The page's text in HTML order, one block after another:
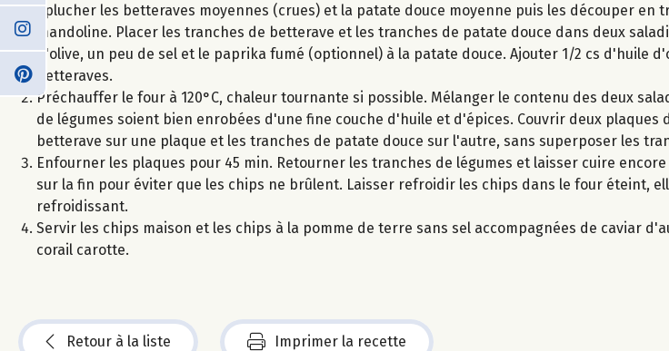
Éplucher les betteraves moyennes (crues) et la patate douce moyenne puis les découper en
mandoline. Placer les tranches de betterave et les tranches de patate douce dans deux
d'olive, un peu de sel et le paprika fumé (optionnel) à la patate douce. Ajouter 1/2 cs d'huile
betteraves.
Préchauffer le four à 120°C, chaleur tournante si possible. Mélanger le contenu des deux
de légumes soient bien enrobées d'une fine couche d'huile et d'épices. Couvrir deux plaques
betterave sur une plaque et les tranches de patate douce sur l'autre, sans superposer les
Enfourner les plaques pour 45 min. Retourner les tranches de légumes et laisser cuire
sur la fin pour éviter que les chips ne brûlent. Laisser refroidir les chips dans le four éteint,
refroidissant.
Servir les chips maison et les chips à la pomme de terre sans sel accompagnées de caviar
corail carotte.
Retour à la liste Imprimer la recette